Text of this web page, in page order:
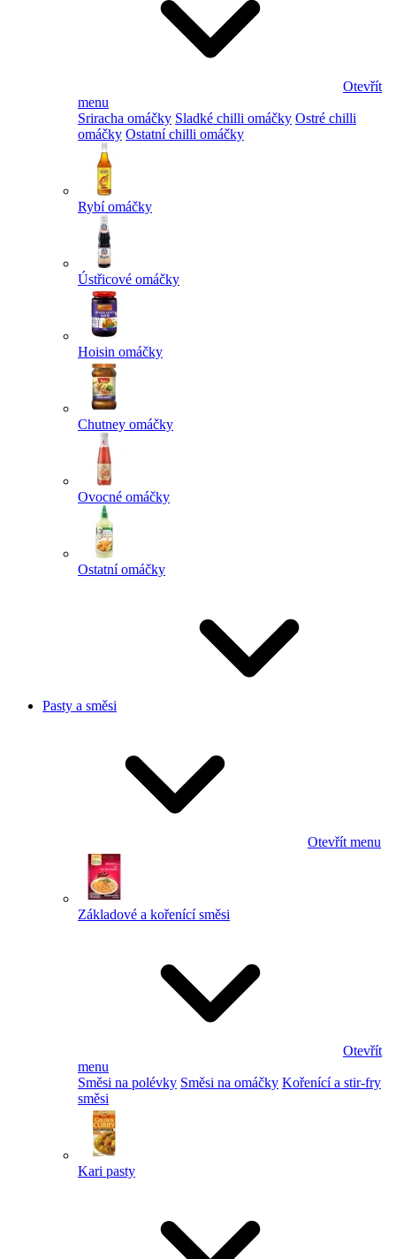
Otevřít
menu
Sriracha omáčky Sladké chilli omáčky Ostré chilli
omáčky Ostatní chilli omáčky
Rybí omáčky
Ústřicové omáčky
Hoisin omáčky
Chutney omáčky
Ovocné omáčky
Ostatní omáčky
Pasty a směsi
Otevřít menu
Základové a kořenící směsi
Otevřít
menu
Směsi na polévky Směsi na omáčky Kořenící a stir-fry
směsi
Kari pasty